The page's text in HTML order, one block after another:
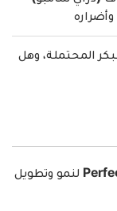
المحتملة، وهل
حبوب برفكتيل Perfectil لنمو وتطويل